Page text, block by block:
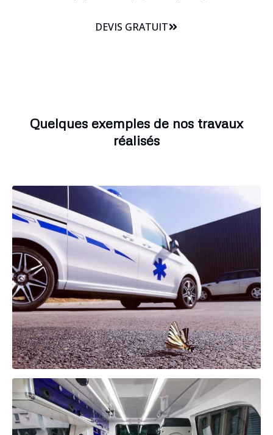
DEVIS GRATUIT
Quelques exemples de nos travaux
réalisés